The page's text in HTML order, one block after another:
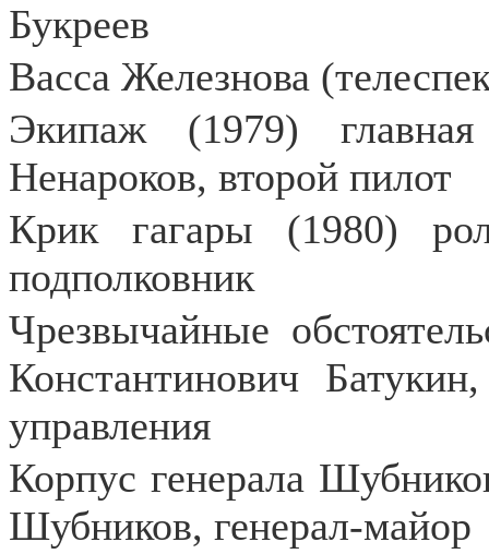
Букреев
Васса Железнова
Экипаж (1979)
Ненароков, второй пилот
Крик гагары (1980)
подполковник
Чрезвычайные
Константинович
управления
Корпус генерала
Шубников, генерал-майор